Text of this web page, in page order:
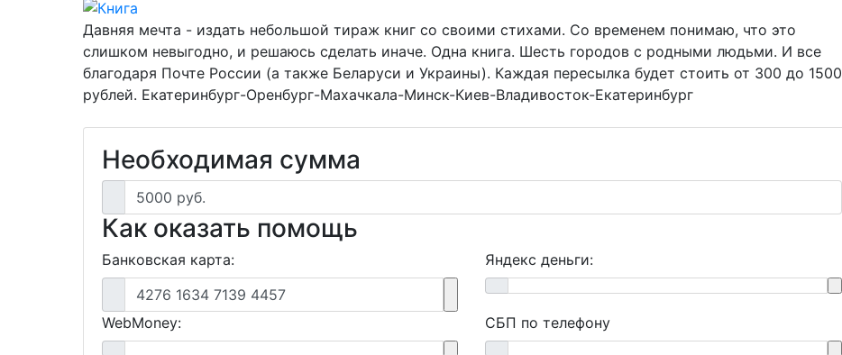
Давняя мечта - издать небольшой тираж книг со своими стихами. Со временем понимаю, что это
слишком невыгодно, и решаюсь сделать иначе. Одна книга. Шесть городов с родными людьми. И все
благодаря Почте России (а также Беларуси и Украины). Каждая пересылка будет стоить от 300 до 1500
рублей. Екатеринбург-Оренбург-Махачкала-Минск-Киев-Владивосток-Екатеринбург
Необходимая сумма
5000 руб.
Как оказать помощь
Банковская карта:
4276 1634 7139 4457
Яндекс деньги:
WebMoney: СБП по телефону